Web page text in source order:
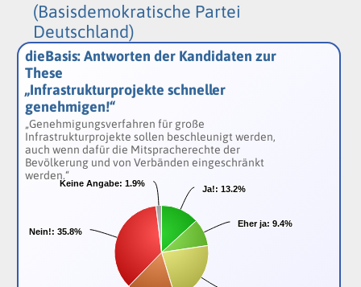
(Basisdemokratische Partei
Deutschland)
Ja!: 13.2%
Ja!: 13.2%
Eher ja: 9.4%
Eher ja: 9.4%
Nein!: 35.8%
Nein!: 35.8%
Keine Angabe: 1.9%
Keine Angabe: 1.9%
dieBasis: Antworten der Kandidaten zur
These
„Infrastrukturprojekte schneller
genehmigen!“
„Genehmigungsverfahren für große
Infrastrukturprojekte sollen beschleunigt werden,
auch wenn dafür die Mitspracherechte der
Bevölkerung und von Verbänden eingeschränkt
werden.“